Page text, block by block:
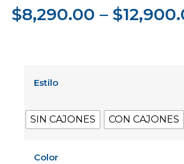
$8,290.00 – $
Estilo
SIN CAJONES CON CAJONES
Color